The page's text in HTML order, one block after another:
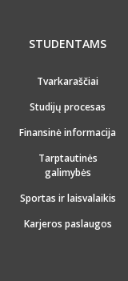
STUDENTAMS
Tvarkaraščiai
Studijų procesas
Finansinė informacija
Tarptautinės
galimybės
Sportas ir laisvalaikis
Karjeros paslaugos